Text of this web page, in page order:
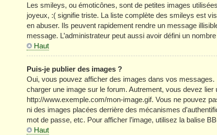
Les smileys, ou émoticônes, sont de petites images
joyeux, :( signifie triste. La liste complète des smileys est
en abuser. Ils peuvent rapidement rendre un message
message. L’administrateur peut aussi avoir défini un
Haut
Puis-je publier des images ?
Oui, vous pouvez afficher des images dans vos
charger une image sur le forum. Autrement, vous devez
http://www.exemple.com/mon-image.gif. Vous ne pouvez
ni des images placées derrière des mécanismes
mot de passe, etc. Pour afficher l’image, utilisez la balise
Haut